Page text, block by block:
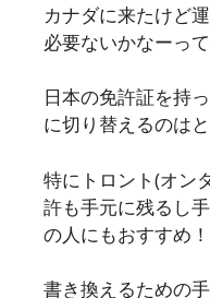
カナダに来たけど
必要ないかなーって
日本の免許証を持
に切り替えるのは
特にトロント(オン
許も手元に残るし
の人にもおすすめ！
書き換えるための